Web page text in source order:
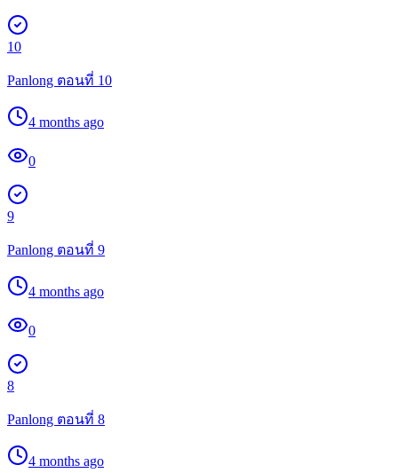
10
Panlong ตอนที่ 10
4 months ago
0
9
Panlong ตอนที่ 9
4 months ago
0
8
Panlong ตอนที่ 8
4 months ago